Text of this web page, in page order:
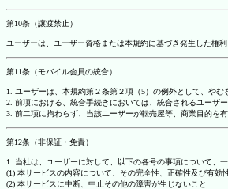
第10条（譲渡禁止）
ユーザーは、ユーザー資格または本規約に基づき発生した権
第11条（モバイル会員の統合）
1. ユーザーは、本規約第２条第２項（5）の例外として、や
2. 前項における、統合手続きにおいては、統合されるユーザ
3. 前二項に拘わらず、当該ユーザーが転売屋等、商業目的を
第12条（非保証・免責）
1. 当社は、ユーザーに対して、以下の各号の事項について、一
(1) 本サービスの内容について、その完全性、正確性及び有効
(2) 本サービスに中断、中止その他の障害が生じないこと